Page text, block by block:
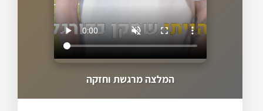
המלצה מרגשת וחזקה